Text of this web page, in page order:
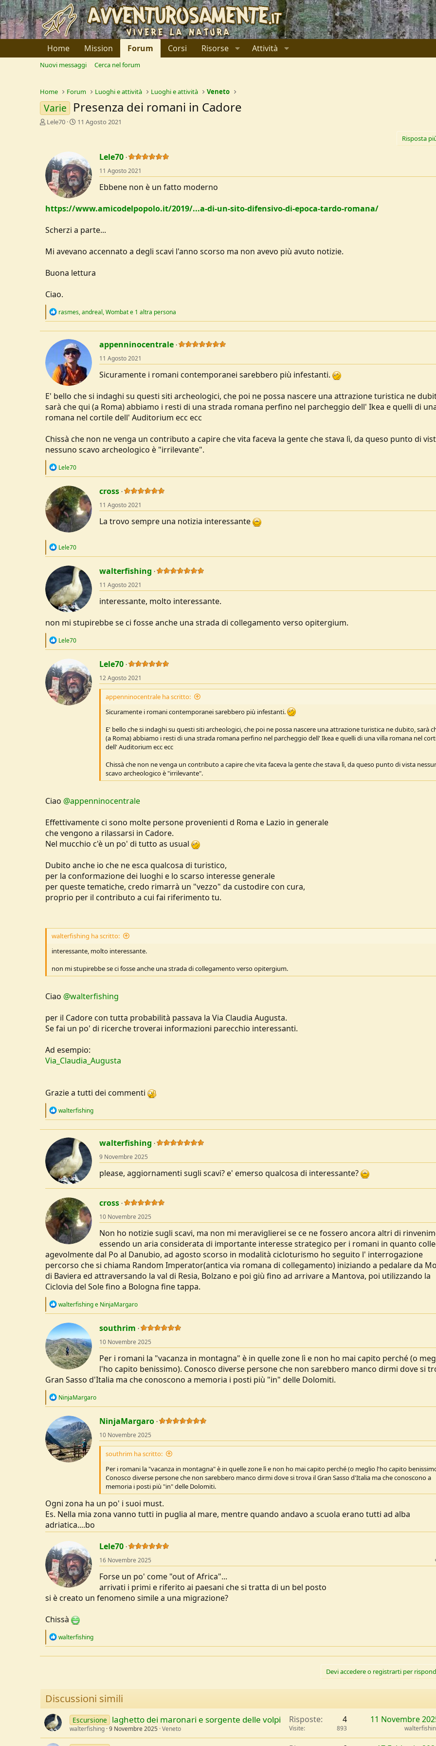
Home Mission Forum Corsi Risorse Attività
Nuovi messaggi Cerca nel forum
Home Forum Luoghi e attività Luoghi e attività Veneto
Varie Presenza dei romani in Cadore
C
o
r
e
D
s
u
s
i
n
Lele70
D
d
i
I
n
i
i
11 Agosto 2021
Risposta
Lele70
11 Agosto 2021
Ebbene non è un fatto moderno
https://www.amicodelpopolo.it/2019/...a-di-un-sito-difensivo-di-epoca-tardo-romana/
Scherzi a parte...
Mi avevano accennato a degli scavi l'anno scorso ma non avevo più avuto notizie.
Buona lettura
Ciao.
R
t
n
s
:
rasmes,andreal,Wombate 1 altra persona
appenninocentrale
11 Agosto 2021
Sicuramente i romani contemporanei sarebbero più infestanti.
E' bello che si indaghi su questi siti archeologici, che poi ne possa nascere una attrazione turistica ne
sarà che qui (a Roma) abbiamo i resti di una strada romana perfino nel parcheggio dell' Ikea e quelli di
romana nel cortile dell' Auditorium ecc ecc
Chissà che non ne venga un contributo a capire che vita faceva la gente che stava lì, da queso punto di
nessuno scavo archeologico è "irrilevante".
R
c
t
i
o
n
s
Lele70
cross
11 Agosto 2021
La trovo sempre una notizia interessante
R
c
o
n
s
Lele70
walterfishing
11 Agosto 2021
interessante, molto interessante.
non mi stupirebbe se ci fosse anche una strada di collegamento verso opitergium.
R
c
t
i
o
n
s
Lele70
Lele70
12 Agosto 2021
appenninocentrale ha scritto:
Sicuramente i romani contemporanei sarebbero più infestanti.
E' bello che si indaghi su questi siti archeologici, che poi ne possa nascere una attrazione turistica ne dubito, sarà
(a Roma) abbiamo i resti di una strada romana perfino nel parcheggio dell' Ikea e quelli di una villa romana nel
dell' Auditorium ecc ecc
Chissà che non ne venga un contributo a capire che vita faceva la gente che stava lì, da queso punto di vista
scavo archeologico è "irrilevante".
Ciao @appenninocentrale
Effettivamente ci sono molte persone provenienti d Roma e Lazio in generale
che vengono a rilassarsi in Cadore.
Nel mucchio c'è un po' di tutto as usual
Dubito anche io che ne esca qualcosa di turistico,
per la conformazione dei luoghi e lo scarso interesse generale
per queste tematiche, credo rimarrà un "vezzo" da custodire con cura,
proprio per il contributo a cui fai riferimento tu.
walterfishing ha scritto:
interessante, molto interessante.
non mi stupirebbe se ci fosse anche una strada di collegamento verso opitergium.
Ciao @walterfishing
per il Cadore con tutta probabilità passava la Via Claudia Augusta.
Se fai un po' di ricerche troverai informazioni parecchio interessanti.
Ad esempio:
Via_Claudia_Augusta
Grazie a tutti dei commenti
R
t
o
n
s
:
walterfishing
walterfishing
9 Novembre 2025
please, aggiornamenti sugli scavi? e' emerso qualcosa di interessante?
cross
10 Novembre 2025
Non ho notizie sugli scavi, ma non mi meraviglierei se ce ne fossero ancora altri di
essendo un aria considerata di importante interesse strategico per i romani in quanto
agevolmente dal Po al Danubio, ad agosto scorso in modalità cicloturismo ho seguito l' interrogazione
percorso che si chiama Random Imperator(antica via romana di collegamento) iniziando a pedalare da
di Baviera ed attraversando la val di Resia, Bolzano e poi giù fino ad arrivare a Mantova, poi utilizzando la
Ciclovia del Sole fino a Bologna fine tappa.
R
c
t
i
o
n
s
walterfishinge NinjaMargaro
southrim
10 Novembre 2025
Per i romani la "vacanza in montagna" è in quelle zone lì e non ho mai capito perché (o
l'ho capito benissimo). Conosco diverse persone che non sarebbero manco dirmi dove si
Gran Sasso d'Italia ma che conoscono a memoria i posti più "in" delle Dolomiti.
R
c
t
i
o
n
s
NinjaMargaro
NinjaMargaro
10 Novembre 2025
southrim ha scritto:
Per i romani la "vacanza in montagna" è in quelle zone lì e non ho mai capito perché (o meglio l'ho capito
Conosco diverse persone che non sarebbero manco dirmi dove si trova il Gran Sasso d'Italia ma che conoscono a
memoria i posti più "in" delle Dolomiti.
Ogni zona ha un po' i suoi must.
Es. Nella mia zona vanno tutti in puglia al mare, mentre quando andavo a scuola erano tutti ad alba
adriatica....bo
Lele70
16 Novembre 2025
Forse un po' come "out of Africa"...
arrivati i primi e riferito ai paesani che si tratta di un bel posto
si è creato un fenomeno simile a una migrazione?
Chissà
R
s
walterfishing
Devi accedere o registrarti per
Discussioni simili
Escursione laghetto dei maronari e sorgente delle volpi
walterfishing 9 Novembre 2025 Veneto
Risposte 4
Visite 893
11 Novembre